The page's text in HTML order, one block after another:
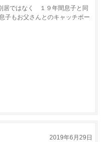
ではなく １９年間息子と同
もお父さんとのキャッチボー
2019年6月29日